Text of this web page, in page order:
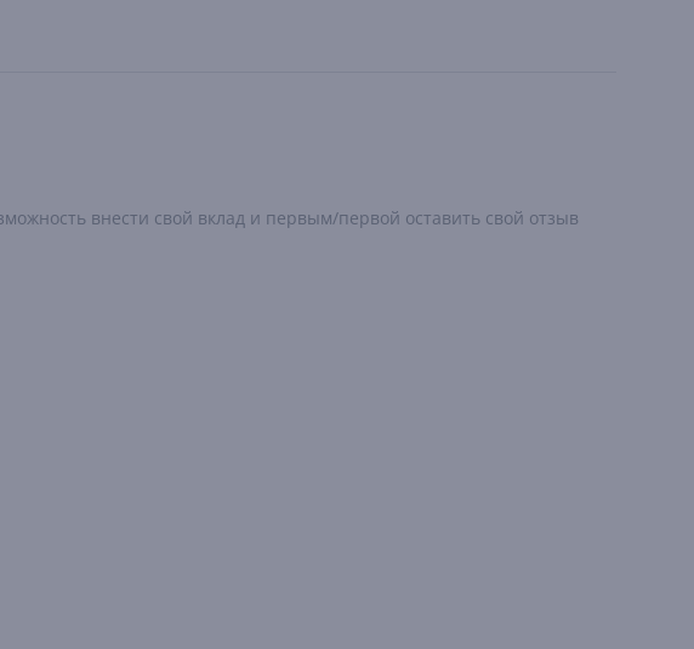
внести свой вклад и первым/первой оставить свой отзыв